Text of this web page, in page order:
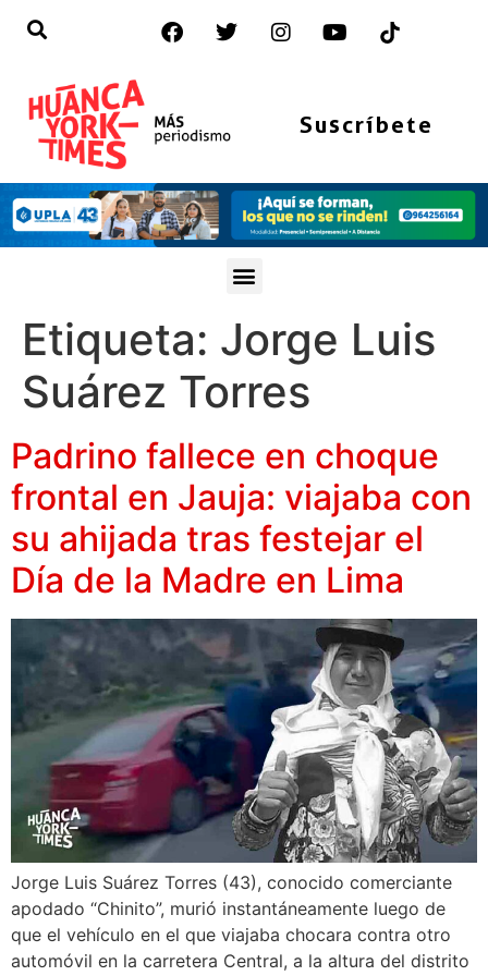
Suscríbete
Etiqueta: Jorge Luis
Suárez Torres
Padrino fallece en choque
frontal en Jauja: viajaba con
su ahijada tras festejar el
Día de la Madre en Lima
Jorge Luis Suárez Torres (43), conocido comerciante
apodado “Chinito”, murió instantáneamente luego de
que el vehículo en el que viajaba chocara contra otro
automóvil en la carretera Central, a la altura del distrito